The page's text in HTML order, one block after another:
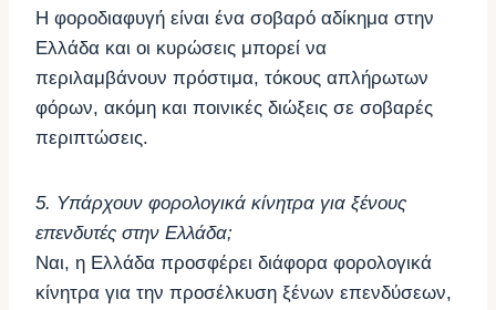
Η φοροδιαφυγή είναι ένα σοβαρό αδίκημα στην
Ελλάδα και οι κυρώσεις μπορεί να
περιλαμβάνουν πρόστιμα, τόκους απλήρωτων
φόρων, ακόμη και ποινικές διώξεις σε σοβαρές
περιπτώσεις.
5. Υπάρχουν φορολογικά κίνητρα για ξένους
επενδυτές στην Ελλάδα;
Ναι, η Ελλάδα προσφέρει διάφορα φορολογικά
κίνητρα για την προσέλκυση ξένων επενδύσεων,